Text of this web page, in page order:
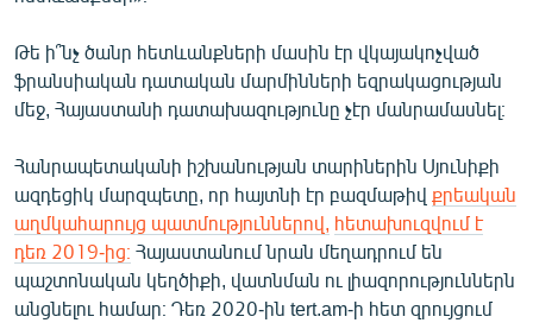
Թե ի՞նչ ծանր հետևանքների մասին էր վկայակոչված
ֆրանսիական դատական մարմինների եզրակացության
մեջ, Հայաստանի դատախազությունը չէր մանրամասնել։
Հանրապետականի իշխանության տարիներին Սյունիքի
ազդեցիկ մարզպետը, որ հայտնի էր բազմաթիվ քրեական
աղմկահարույց պատմություններով, հետախուզվում է
դեռ 2019-ից։ Հայաստանում նրան մեղադրում են
պաշտոնական կեղծիքի, վատնման ու լիազորություններն
անցնելու համար։ Դեռ 2020-ին tert.am-ի հետ զրույցում